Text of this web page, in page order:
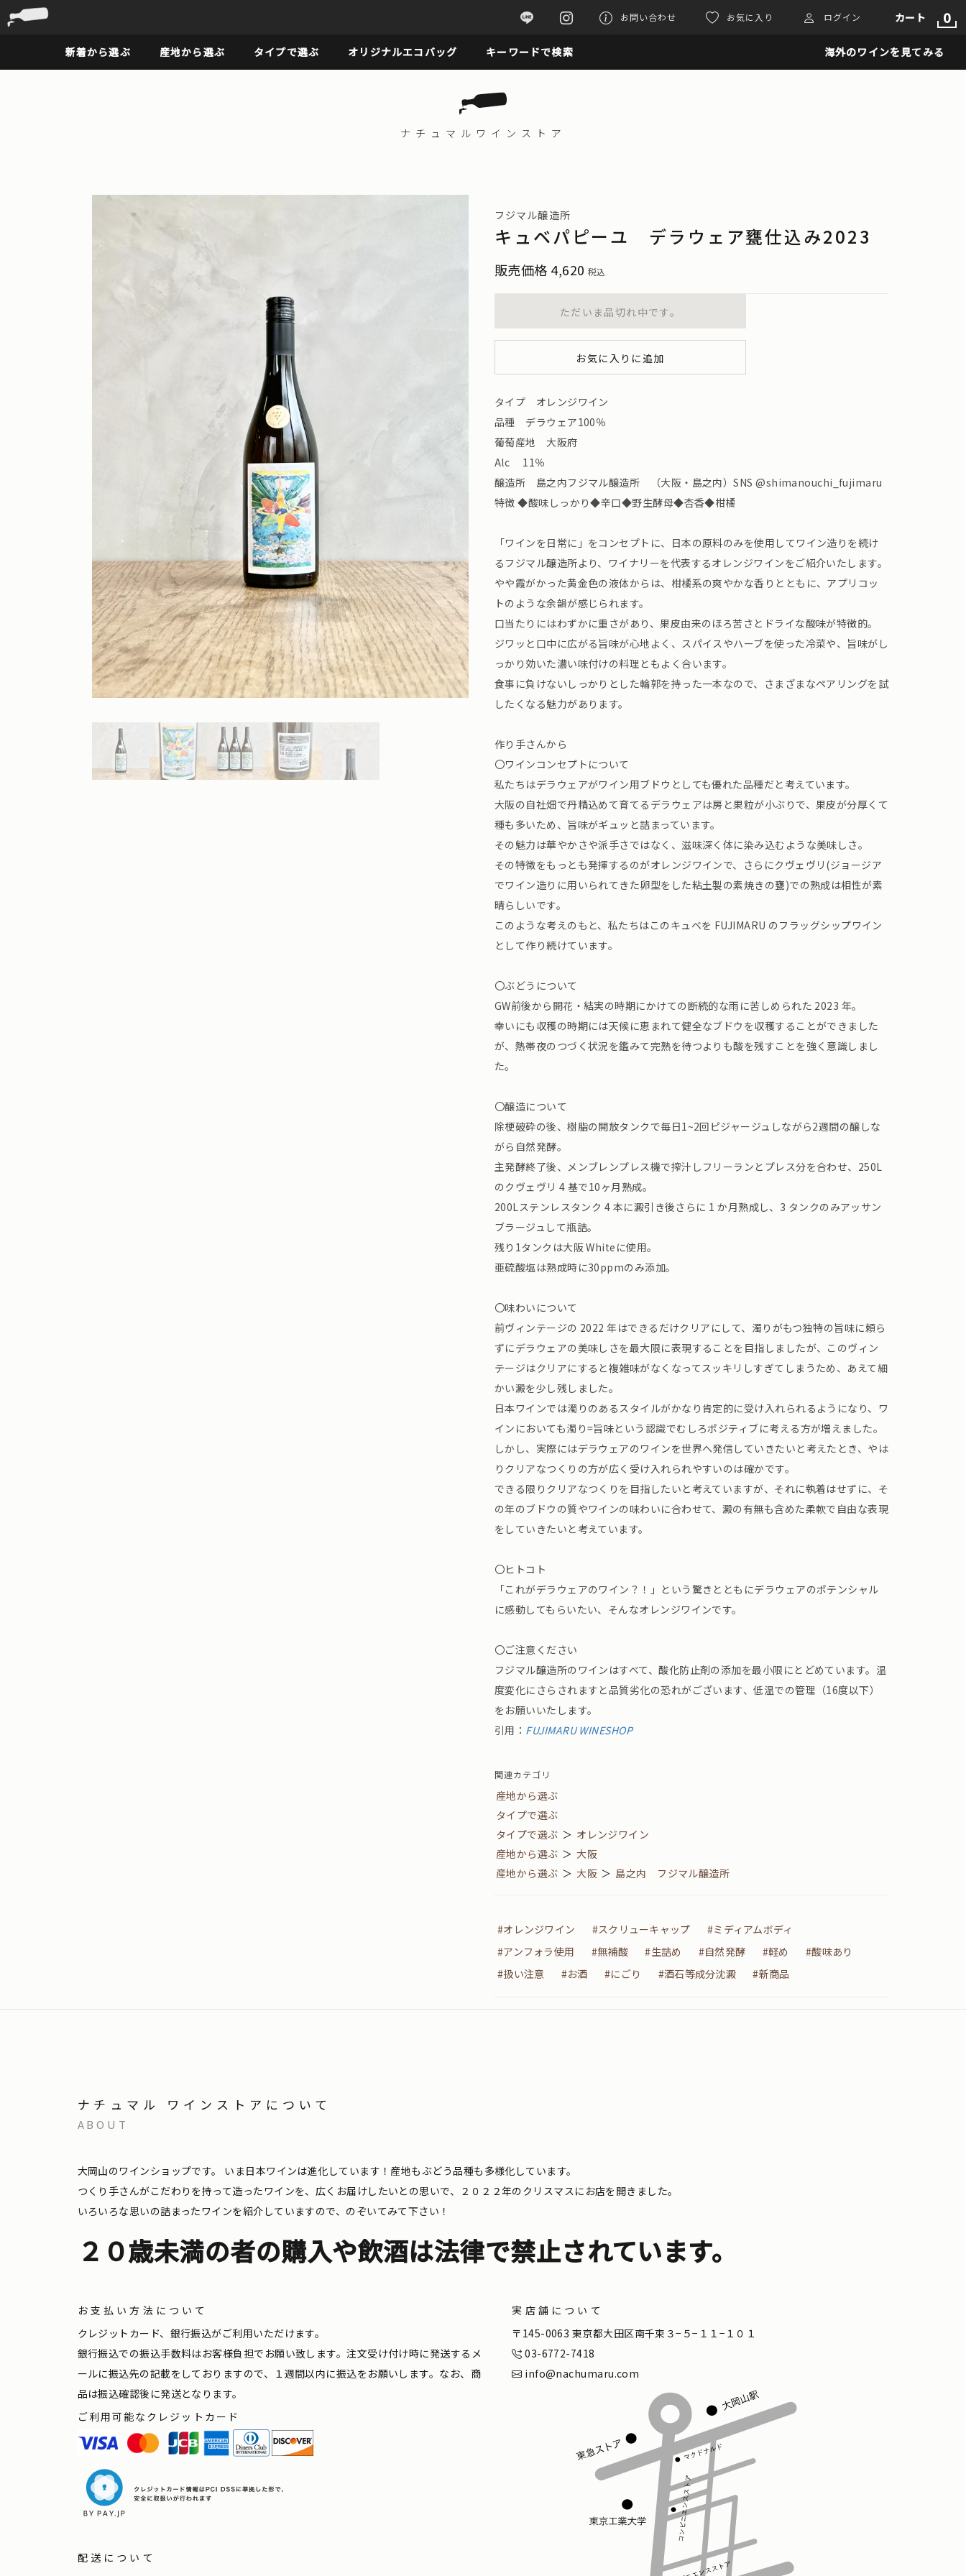
お問い合わせ お気に入り ログイン カート 0
新着から選ぶ 産地から選ぶ タイプで選ぶ オリジナルエコバッグ キーワードで検索 海外のワインを見てみる
ナチュマル ワインストア
フジマル醸造所
キュベパピーユ デラウェア甕仕込み2023
販売価格 4,620 税込
ただいま品切れ中です。
お気に入りに追加
タイプ オレンジワイン
品種 デラウェア100％
葡萄産地 大阪府
Alc 11％
醸造所 島之内フジマル醸造所 （大阪・島之内）SNS @shimanouchi_fujimaru
特徴 ◆酸味しっかり◆辛口◆野生酵母◆杏香◆柑橘
「ワインを日常に」をコンセプトに、日本の原料のみを使用してワイン造りを続け
るフジマル醸造所より、ワイナリーを代表するオレンジワインをご紹介いたします。
やや霞がかった黄金色の液体からは、柑橘系の爽やかな香りとともに、アプリコッ
トのような余韻が感じられます。
口当たりにはわずかに重さがあり、果皮由来のほろ苦さとドライな酸味が特徴的。
ジワッと口中に広がる旨味が心地よく、スパイスやハーブを使った冷菜や、旨味がし
っかり効いた濃い味付けの料理ともよく合います。
食事に負けないしっかりとした輪郭を持った一本なので、さまざまなペアリングを試
したくなる魅力があります。
作り手さんから
〇ワインコンセプトについて
私たちはデラウェアがワイン用ブドウとしても優れた品種だと考えています。
大阪の自社畑で丹精込めて育てるデラウェアは房と果粒が小ぶりで、果皮が分厚くて
種も多いため、旨味がギュッと詰まっています。
その魅力は華やかさや派手さではなく、滋味深く体に染み込むような美味しさ。
その特徴をもっとも発揮するのがオレンジワインで、さらにクヴェヴリ(ジョージア
でワイン造りに用いられてきた卵型をした粘土製の素焼きの甕)での熟成は相性が素
晴らしいです。
このような考えのもと、私たちはこのキュベを FUJIMARU のフラッグシップワイン
として作り続けています。
〇ぶどうについて
GW前後から開花・結実の時期にかけての断続的な雨に苦しめられた 2023 年。
幸いにも収穫の時期には天候に恵まれて健全なブドウを収穫することができました
が、熱帯夜のつづく状況を鑑みて完熟を待つよりも酸を残すことを強く意識しまし
た。
〇醸造について
除梗破砕の後、樹脂の開放タンクで毎日1~2回ピジャージュしながら2週間の醸しな
がら自然発酵。
主発酵終了後、メンブレンプレス機で搾汁しフリーランとプレス分を合わせ、250L
のクヴェヴリ 4 基で10ヶ月熟成。
200Lステンレスタンク 4 本に澱引き後さらに 1 か月熟成し、3 タンクのみアッサン
ブラージュして瓶詰。
残り1タンクは大阪 Whiteに使用。
亜硫酸塩は熟成時に30ppmのみ添加。
〇味わいについて
前ヴィンテージの 2022 年はできるだけクリアにして、濁りがもつ独特の旨味に頼ら
ずにデラウェアの美味しさを最大限に表現することを目指しましたが、このヴィン
テージはクリアにすると複雑味がなくなってスッキリしすぎてしまうため、あえて細
かい澱を少し残しました。
日本ワインでは濁りのあるスタイルがかなり肯定的に受け入れられるようになり、ワ
インにおいても濁り=旨味という認識でむしろポジティブに考える方が増えました。
しかし、実際にはデラウェアのワインを世界へ発信していきたいと考えたとき、やは
りクリアなつくりの方が広く受け入れられやすいのは確かです。
できる限りクリアなつくりを目指したいと考えていますが、それに執着はせずに、そ
の年のブドウの質やワインの味わいに合わせて、澱の有無も含めた柔軟で自由な表現
をしていきたいと考えています。
〇ヒトコト
「これがデラウェアのワイン？！」という驚きとともにデラウェアのポテンシャル
に感動してもらいたい、そんなオレンジワインです。
〇ご注意ください
フジマル醸造所のワインはすべて、酸化防止剤の添加を最小限にとどめています。温
度変化にさらされますと品質劣化の恐れがございます、低温での管理（16度以下）
をお願いいたします。
引用： FUJIMARU WINESHOP
関連カテゴリ
産地から選ぶ
タイプで選ぶ
タイプで選ぶ ＞ オレンジワイン
産地から選ぶ ＞ 大阪
産地から選ぶ ＞ 大阪 ＞ 島之内 フジマル醸造所
#オレンジワイン #スクリューキャップ
#ミディアムボディ
#アンフォラ使用
#無補酸 #生詰め #自然発酵 #軽め
#酸味あり
#扱い注意
#お酒 #にごり #酒石等成分沈澱 #新商品
ナチュマル ワインストアについて
ABOUT
大岡山のワインショップです。
いま日本ワインは進化しています！産地もぶどう品種も多様化しています。
つくり手さんがこだわりを持って造ったワインを、広くお届けしたいとの思いで、２０２２年のクリスマスにお店を開きました。
いろいろな思いの詰まったワインを紹介していますので、のぞいてみて下さい！
２０歳未満の者の購入や飲酒は法律で禁止されています。
お支払い方法について
クレジットカード、銀行振込がご利用いただけます。
銀行振込での振込手数料はお客様負担でお願い致します。注文受け付け時に発送するメ
ールに振込先の記載をしておりますので、１週間以内に振込をお願いします。なお、商
品は振込確認後に発送となります。
ご利用可能なクレジットカード
配送について
実店舗について
〒145-0063 東京都大田区南千束３−５−１１−１０１
03-6772-7418
info@nachumaru.com